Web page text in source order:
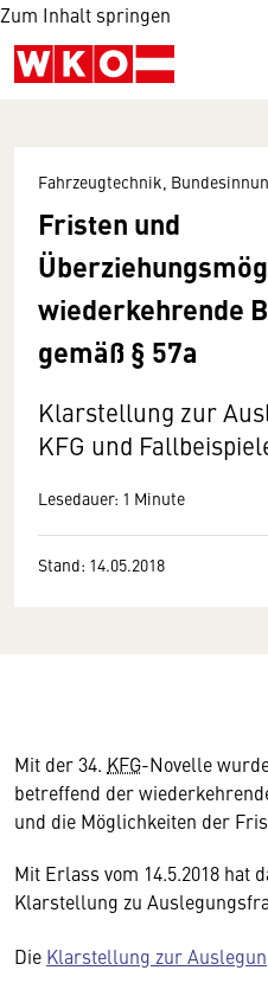
Zum Inhalt springen
Fahrzeugtechnik,
Fristen und
wiederkehrende
gemäß § 57a
Klarstellung zur
KFG und
Lesedauer: 1 Minute
Stand: 14.05.2018
Mit der 34. KFG-Novelle
betreffend der
und die Möglichkeiten der
Mit Erlass vom 14.5.2018 hat
Klarstellung zu
Die Klarstellung zur